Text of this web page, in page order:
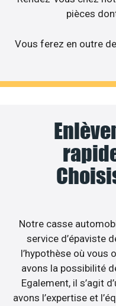
pièces
Vous ferez en outre
Notre casse
service d’épaviste
l’hypothèse où vous
avons la possibilité
Egalement, il s’agit
avons l’expertise et